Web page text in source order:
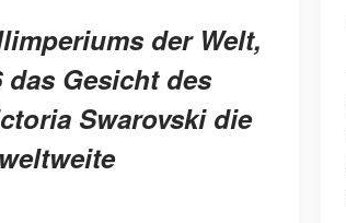
der Welt,
Gesicht des
Swarovski die